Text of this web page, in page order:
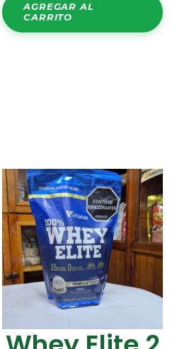
AGREGAR AL
CARRITO